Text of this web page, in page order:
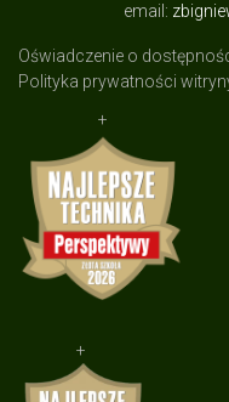
email:
Oświadczenie o
Polityka prywatności
+
+